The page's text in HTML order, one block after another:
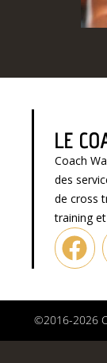
LE
Coach
des
de cross
training
©2016-2026